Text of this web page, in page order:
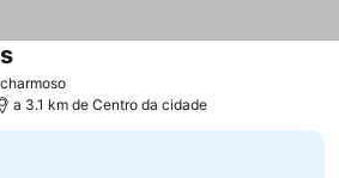
a 3.1 km de Centro da cidade